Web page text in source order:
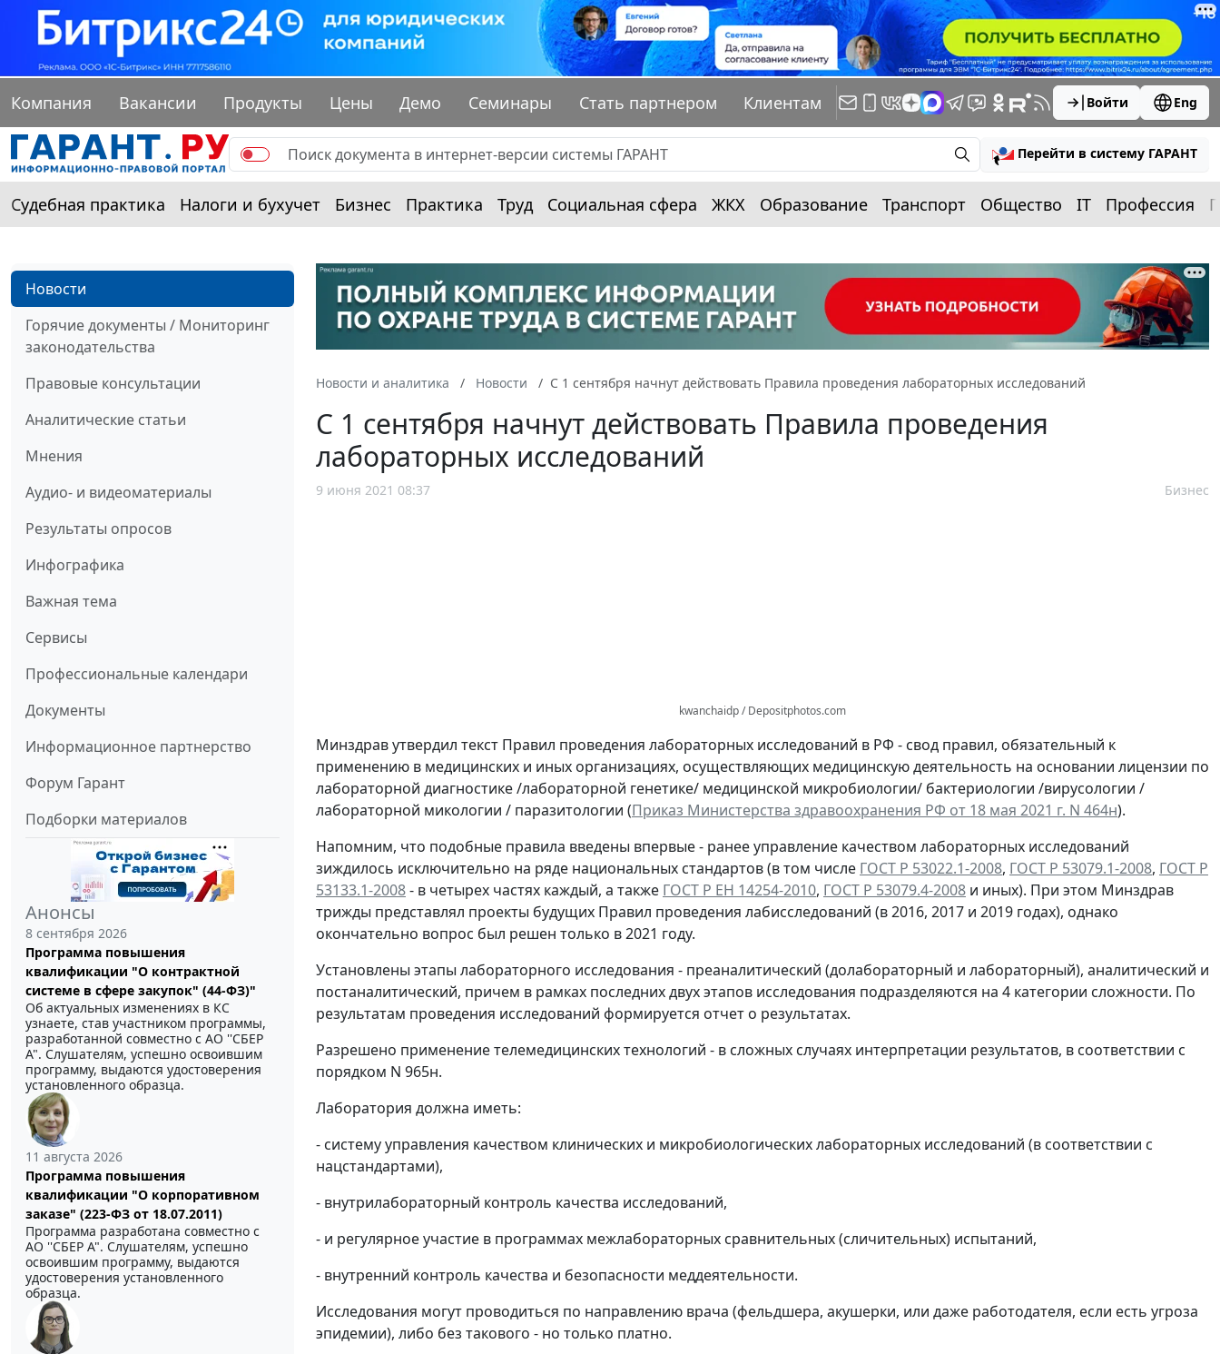
Компания Вакансии Продукты Цены Демо Семинары Стать партнером Клиентам Войти Eng
Перейти в систему ГАРАНТ
Судебная практика Налоги и бухучет Бизнес Практика Труд Социальная сфера ЖКХ Образование Транспорт Общество IT Профессия
Новости
Горячие документы / Мониторинг
законодательства
Правовые консультации
Аналитические статьи
Мнения
Аудио- и видеоматериалы
Результаты опросов
Инфографика
Важная тема
Сервисы
Профессиональные календари
Документы
Информационное партнерство
Форум Гарант
Подборки материалов
Анонсы
8 сентября 2026
Программа повышения
квалификации "О контрактной
системе в сфере закупок" (44-ФЗ)"
Об актуальных изменениях в КС
узнаете, став участником программы,
разработанной совместно с АО ''СБЕР
А". Слушателям, успешно освоившим
программу, выдаются удостоверения
установленного образца.
11 августа 2026
Программа повышения
квалификации "О корпоративном
заказе" (223-ФЗ от 18.07.2011)
Программа разработана совместно с
АО ''СБЕР А". Слушателям, успешно
освоившим программу, выдаются
удостоверения установленного
образца.
Новости и аналитика Новости С 1 сентября начнут действовать Правила проведения лабораторных исследований
С 1 сентября начнут действовать Правила проведения
лабораторных исследований
9 июня 2021 08:37 Бизнес
kwanchaidp / Depositphotos.com
Минздрав утвердил текст Правил проведения лабораторных исследований в РФ - свод правил, обязательный к
применению в медицинских и иных организациях, осуществляющих медицинскую деятельность на основании лицензии по
лабораторной диагностике /лабораторной генетике/ медицинской микробиологии/ бактериологии /вирусологии /
лабораторной микологии / паразитологии (Приказ Министерства здравоохранения РФ от 18 мая 2021 г. N 464н).
Напомним, что подобные правила введены впервые - ранее управление качеством лабораторных исследований
зиждилось исключительно на ряде национальных стандартов (в том числе ГОСТ Р 53022.1-2008, ГОСТ Р 53079.1-2008, ГОСТ Р
53133.1-2008- в четырех частях каждый, а также ГОСТ Р ЕН 14254-2010, ГОСТ Р 53079.4-2008 и иных). При этом Минздрав
трижды представлял проекты будущих Правил проведения лабисследований (в 2016, 2017 и 2019 годах), однако
окончательно вопрос был решен только в 2021 году.
Установлены этапы лабораторного исследования - преаналитический (долабораторный и лабораторный), аналитический и
постаналитический, причем в рамках последних двух этапов исследования подразделяются на 4 категории сложности. По
результатам проведения исследований формируется отчет о результатах.
Разрешено применение телемедицинских технологий - в сложных случаях интерпретации результатов, в соответствии с
порядком N 965н.
Лаборатория должна иметь:
- систему управления качеством клинических и микробиологических лабораторных исследований (в соответствии с
нацстандартами),
- внутрилабораторный контроль качества исследований,
- и регулярное участие в программах межлабораторных сравнительных (сличительных) испытаний,
- внутренний контроль качества и безопасности меддеятельности.
Исследования могут проводиться по направлению врача (фельдшера, акушерки, или даже работодателя, если есть угроза
эпидемии), либо без такового - но только платно.